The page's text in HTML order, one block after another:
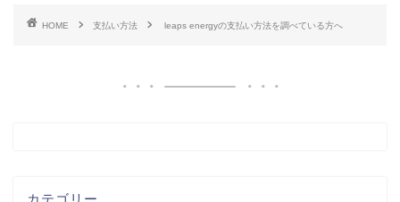
HOME 支払い方法 leaps energyの支払い方法を調べている方へ